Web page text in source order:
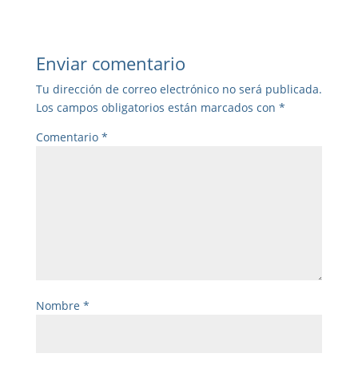
Enviar comentario
Tu dirección de correo electrónico no será publicada.
Los campos obligatorios están marcados con *
Comentario *
Nombre *